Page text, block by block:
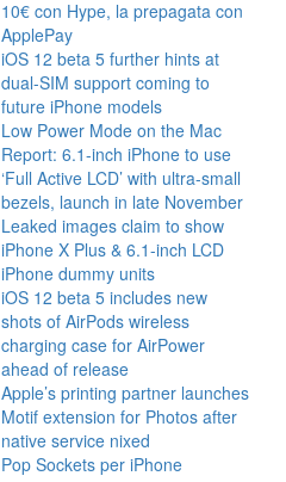
10€ con Hype, la prepagata con
ApplePay
iOS 12 beta 5 further hints at
dual-SIM support coming to
future iPhone models
Low Power Mode on the Mac
Report: 6.1-inch iPhone to use
‘Full Active LCD’ with ultra-small
bezels, launch in late November
Leaked images claim to show
iPhone X Plus & 6.1-inch LCD
iPhone dummy units
iOS 12 beta 5 includes new
shots of AirPods wireless
charging case for AirPower
ahead of release
Apple’s printing partner launches
Motif extension for Photos after
native service nixed
Pop Sockets per iPhone